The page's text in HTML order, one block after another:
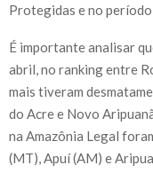
Protegidas e no
É importante analisar
abril, no ranking entre
mais tiveram
do Acre e Novo
na Amazônia Legal
(MT), Apuí (AM) e